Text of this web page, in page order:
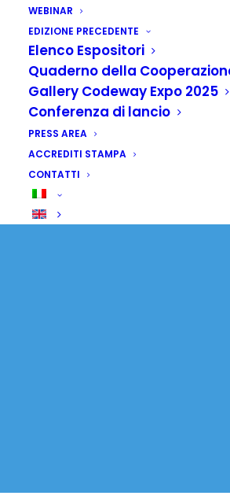
WEBINAR
EDIZIONE PRECEDENTE
Elenco Espositori
Quaderno della
Gallery Codeway Expo 2025
Conferenza di lancio
PRESS AREA
ACCREDITI STAMPA
CONTATTI
Senegal:
scuola per
mariti